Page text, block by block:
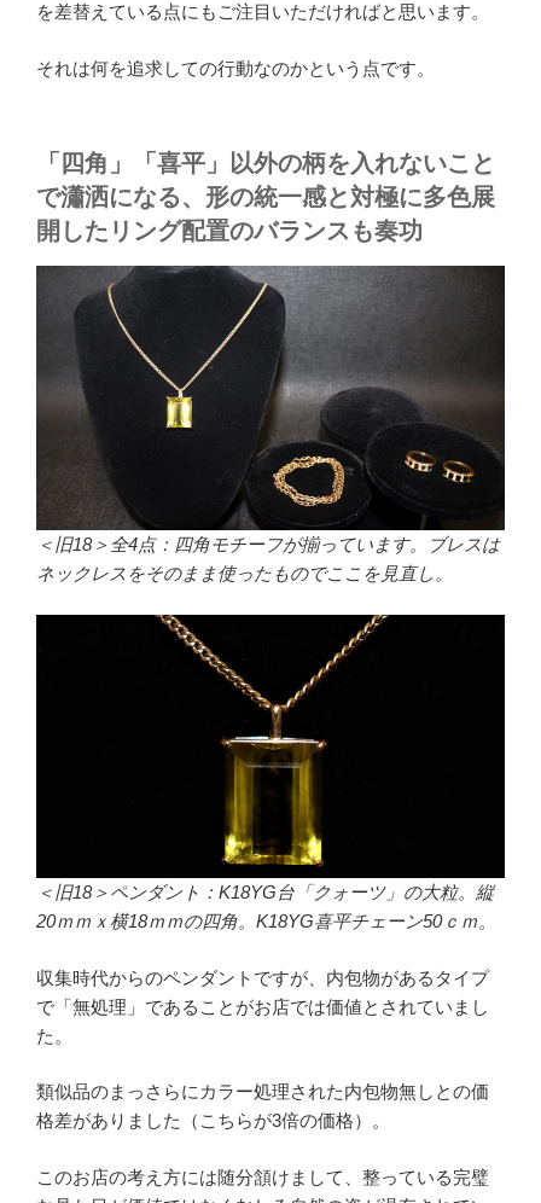
を差替えている点にもご注目いただければと思います。
それは何を追求しての行動なのかという点です。
「四角」「喜平」以外の柄を入れないこと
で瀟洒になる、形の統一感と対極に多色展
開したリング配置のバランスも奏功
＜旧18＞全4点：四角モチーフが揃っています。ブレスは
ネックレスをそのまま使ったものでここを見直し。
＜旧18＞ペンダント：K18YG台「クォーツ」の大粒。縦
20ｍｍｘ横18ｍｍの四角。K18YG喜平チェーン50ｃｍ。
収集時代からのペンダントですが、内包物があるタイプ
で「無処理」であることがお店では価値とされていまし
た。
類似品のまっさらにカラー処理された内包物無しとの価
格差がありました（こちらが3倍の価格）。
このお店の考え方には随分頷けまして、整っている完璧